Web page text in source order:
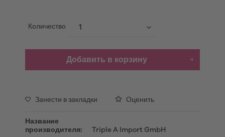
Количество
Добавить в корзину
Занести в закладки Оценить
Название
производителя:
Triple A Import GmbH